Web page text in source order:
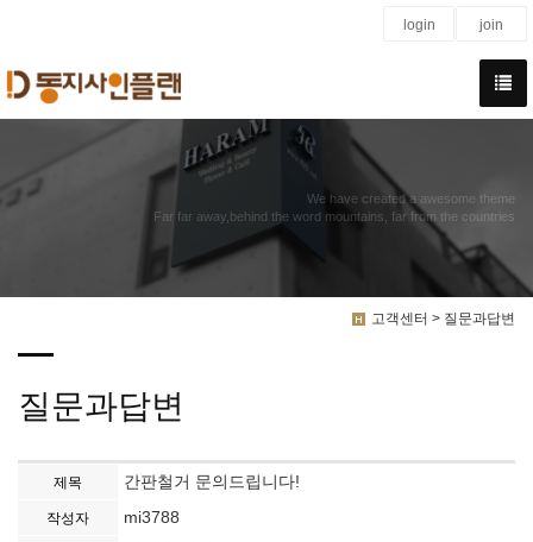
login join
We have created a awesome theme
Far far away,behind the word mountains, far from the countries
고객센터 > 질문과답변
질문과답변
제목 간판철거 문의드립니다!
작성자 mi3788